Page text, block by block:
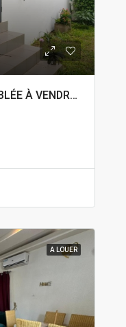
BELLE VILLA DUPLEX MEUBLÉE À VENDRE À ABOMEY – CALAVI BAKHITA FINAFA
A LOUER